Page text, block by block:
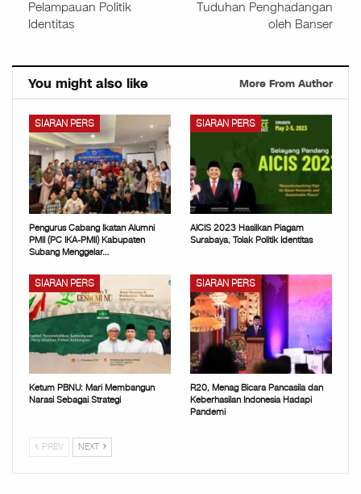
Pelampauan Politik
Identitas
Tuduhan Penghadangan
oleh Banser
You might also like More From Author
SIARAN PERS
Pengurus Cabang Ikatan Alumni
PMII (PC IKA-PMII) Kabupaten
Subang Menggelar…
SIARAN PERS
AICIS 2023 Hasilkan Piagam
Surabaya, Tolak Politik Identitas
SIARAN PERS
Ketum PBNU: Mari Membangun
Narasi Sebagai Strategi
SIARAN PERS
R20, Menag Bicara Pancasila dan
Keberhasilan Indonesia Hadapi
Pandemi
PREV NEXT